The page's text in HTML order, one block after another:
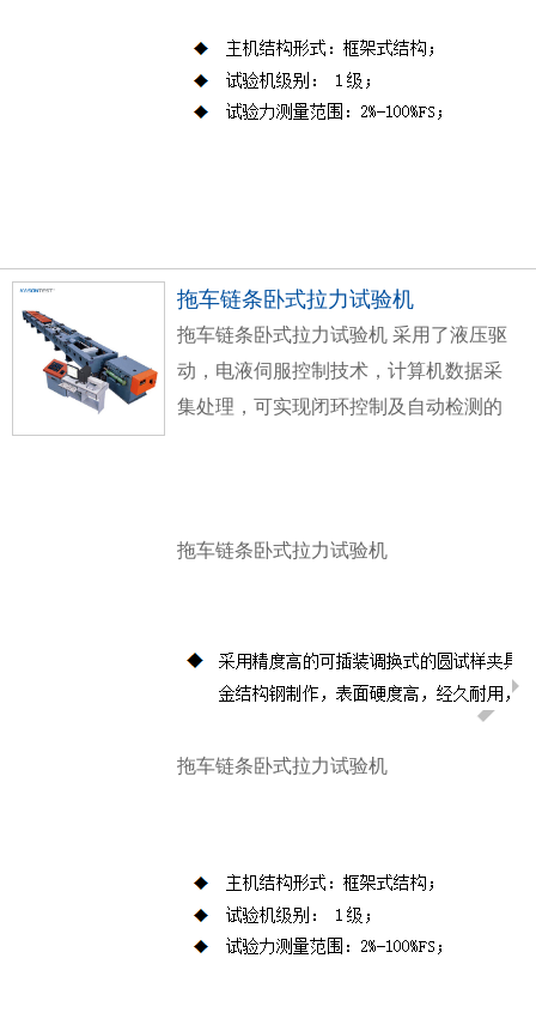
拖车链条卧式拉力试验机
拖车链条卧式拉力试验机采用了液压驱
动，电液伺服控制技术，计算机数据采
集处理，可实现闭环控制及自动检测的
确度等级为1级。
拖车链条卧式拉力试验机
拖车链条卧式拉力试验机